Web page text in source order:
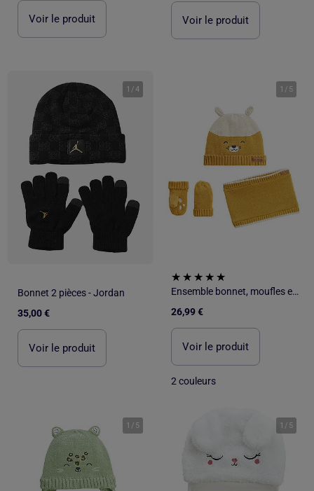
Voir le produit Voir le produit
1 /4
Bonnet 2 pièces - Jordan
35,00 €
Voir le produit
1 / 5
Ensemble bonnet, moufles et cache-cou enfant en tricot Charly
26,99 €
Voir le produit
2 couleurs
1 / 5 1 / 5